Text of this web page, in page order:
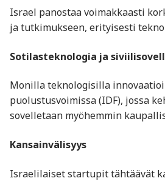
Israel panostaa voimakkaasti
ja tutkimukseen, erityisesti
Sotilasteknologia ja
Monilla teknologisilla
puolustusvoimissa (IDF), jossa
sovelletaan myöhemmin
Kansainvälisyys
Israelilaiset startupit tähtäävät